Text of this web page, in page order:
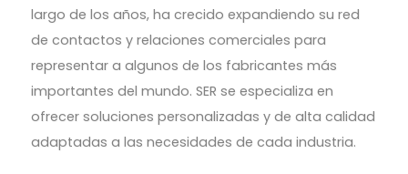
largo de los años, ha crecido expandiendo su red
de contactos y relaciones comerciales para
representar a algunos de los fabricantes más
importantes del mundo. SER se especializa en
ofrecer soluciones personalizadas y de alta calidad
adaptadas a las necesidades de cada industria.